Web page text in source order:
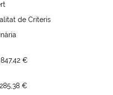
de Criteris
€
€